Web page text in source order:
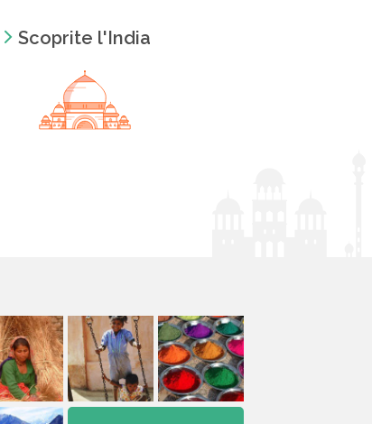
Scoprite l'India